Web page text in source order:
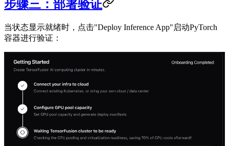
步骤三：部署验证
当状态显示就绪时，点击"Deploy Inference App"启动PyTorch
容器进行验证：